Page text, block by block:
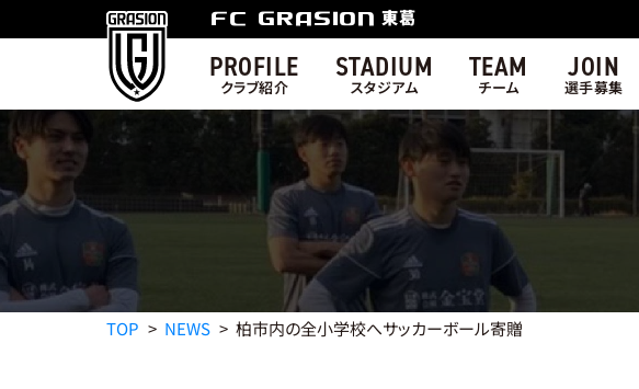
FC GRASION 東葛
PROFILE
クラブ紹介
STADIUM
スタジアム
TEAM
チーム
JOIN
選手募集
TOP NEWS 柏市内の全小学校へサッカーボール寄贈